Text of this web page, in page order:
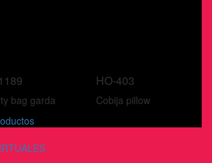
bag garda
HO-403
Cobija pillow